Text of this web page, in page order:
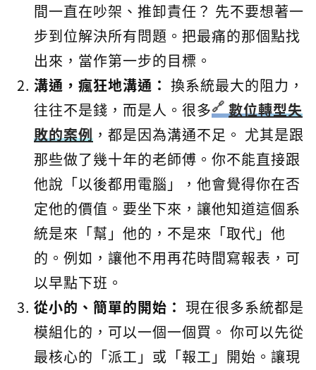
間一直在吵架、推卸責任？ 先不要想著一
步到位解決所有問題。把最痛的那個點找
出來，當作第一步的目標。
溝通，瘋狂地溝通： 換系統最大的阻力，
往往不是錢，而是人。很多
數位轉型失
敗的案例 ，都是因為溝通不足。 尤其是跟
那些做了幾十年的老師傅。你不能直接跟
他說「以後都用電腦」，他會覺得你在否
定他的價值。要坐下來，讓他知道這個系
統是來「幫」他的，不是來「取代」他
的。例如，讓他不用再花時間寫報表，可
以早點下班。
從小的、簡單的開始： 現在很多系統都是
模組化的，可以一個一個買。 你可以先從
最核心的「派工」或「報工」開始。讓現